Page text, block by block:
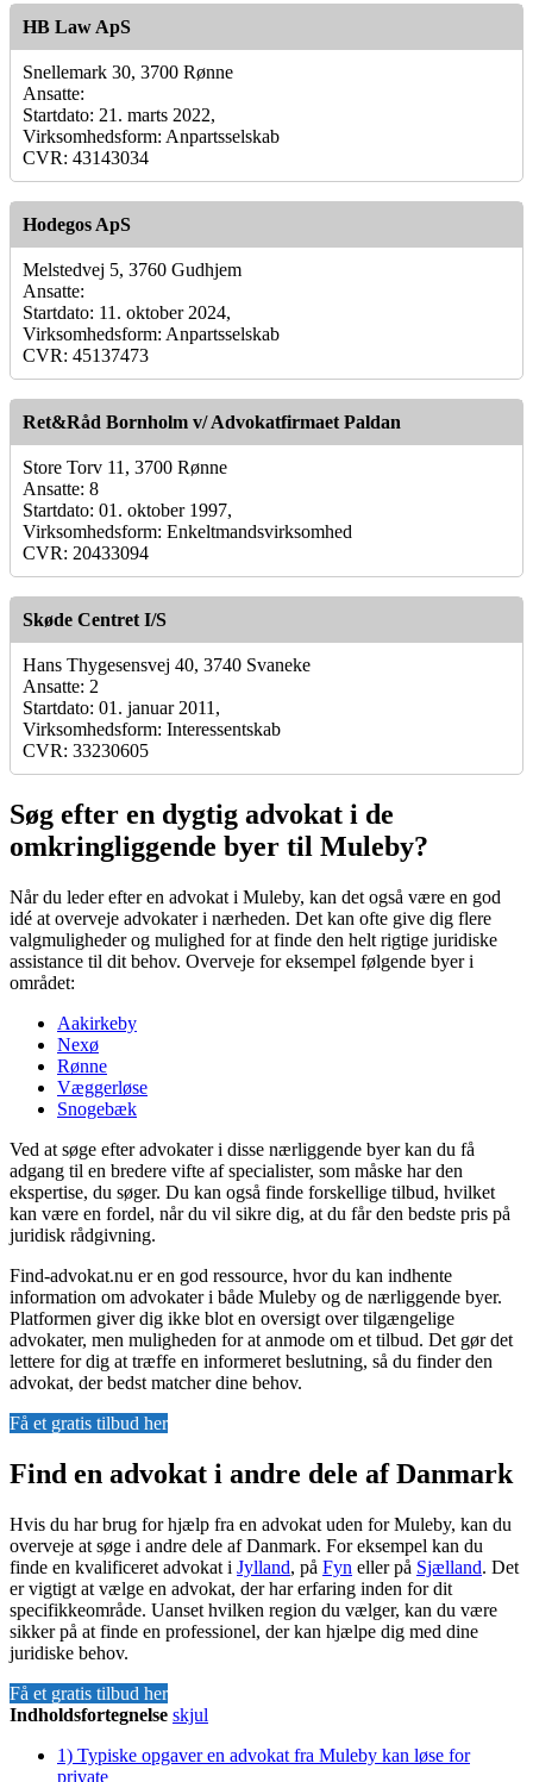
HB Law ApS
Snellemark 30, 3700 Rønne
Ansatte:
Startdato: 21. marts 2022,
Virksomhedsform: Anpartsselskab
CVR: 43143034
Hodegos ApS
Melstedvej 5, 3760 Gudhjem
Ansatte:
Startdato: 11. oktober 2024,
Virksomhedsform: Anpartsselskab
CVR: 45137473
Ret&Råd Bornholm v/ Advokatfirmaet Paldan
Store Torv 11, 3700 Rønne
Ansatte: 8
Startdato: 01. oktober 1997,
Virksomhedsform: Enkeltmandsvirksomhed
CVR: 20433094
Skøde Centret I/S
Hans Thygesensvej 40, 3740 Svaneke
Ansatte: 2
Startdato: 01. januar 2011,
Virksomhedsform: Interessentskab
CVR: 33230605
Søg efter en dygtig advokat i de
omkringliggende byer til Muleby?
Når du leder efter en advokat i Muleby, kan det også være en god
idé at overveje advokater i nærheden. Det kan ofte give dig flere
valgmuligheder og mulighed for at finde den helt rigtige juridiske
assistance til dit behov. Overveje for eksempel følgende byer i
området:
Aakirkeby
Nexø
Rønne
Væggerløse
Snogebæk
Ved at søge efter advokater i disse nærliggende byer kan du få
adgang til en bredere vifte af specialister, som måske har den
ekspertise, du søger. Du kan også finde forskellige tilbud, hvilket
kan være en fordel, når du vil sikre dig, at du får den bedste pris på
juridisk rådgivning.
Find-advokat.nu er en god ressource, hvor du kan indhente
information om advokater i både Muleby og de nærliggende byer.
Platformen giver dig ikke blot en oversigt over tilgængelige
advokater, men muligheden for at anmode om et tilbud. Det gør det
lettere for dig at træffe en informeret beslutning, så du finder den
advokat, der bedst matcher dine behov.
Få et gratis tilbud her
Find en advokat i andre dele af Danmark
Hvis du har brug for hjælp fra en advokat uden for Muleby, kan du
overveje at søge i andre dele af Danmark. For eksempel kan du
finde en kvalificeret advokat i Jylland, på Fyn eller på Sjælland. Det
er vigtigt at vælge en advokat, der har erfaring inden for dit
specifikkeområde. Uanset hvilken region du vælger, kan du være
sikker på at finde en professionel, der kan hjælpe dig med dine
juridiske behov.
Få et gratis tilbud her
Indholdsfortegnelse skjul
1) Typiske opgaver en advokat fra Muleby kan løse for
private